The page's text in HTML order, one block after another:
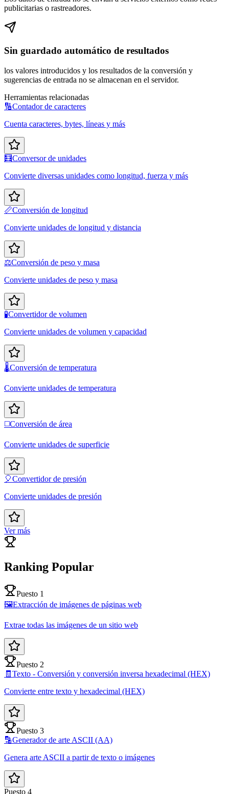
publicitarias o rastreadores.
Sin guardado automático de resultados
los valores introducidos y los resultados de la conversión y
sugerencias de entrada no se almacenan en el servidor.
Herramientas relacionadas
🔢Contador de caracteres
Cuenta caracteres, bytes, líneas y más
🧮Conversor de unidades
Convierte diversas unidades como longitud, fuerza y más
📏Conversión de longitud
Convierte unidades de longitud y distancia
⚖️Conversión de peso y masa
Convierte unidades de peso y masa
🧪Convertidor de volumen
Convierte unidades de volumen y capacidad
🌡️Conversión de temperatura
Convierte unidades de temperatura
◻️Conversión de área
Convierte unidades de superficie
🎈Convertidor de presión
Convierte unidades de presión
Ver más
Ranking Popular
Puesto 1
🖼️Extracción de imágenes de páginas web
Extrae todas las imágenes de un sitio web
Puesto 2
🧾 Texto - Conversión y conversión inversa hexadecimal (HEX)
Convierte entre texto y hexadecimal (HEX)
Puesto 3
🔡Generador de arte ASCII (AA)
Genera arte ASCII a partir de texto o imágenes
Puesto 4